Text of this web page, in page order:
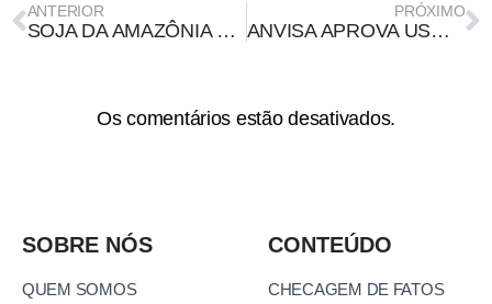
ANTERIOR
SOJA DA AMAZÔNIA NÃO É “LIVRE DE DESMATAMENTO”
PRÓXIMO
ANVISA APROVA USO EMERGENCIAL DAS VACINAS CORONAVAC E DE OXFORD/ASTRAZENECA NO BRASIL
Os comentários estão desativados.
SOBRE NÓS
QUEM SOMOS
CONTEÚDO
CHECAGEM DE FATOS